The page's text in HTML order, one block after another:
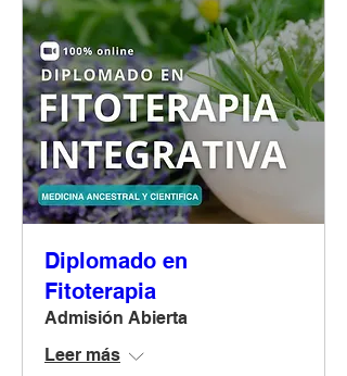
Diplomado en
Fitoterapia
Admisión Abierta
Leer más